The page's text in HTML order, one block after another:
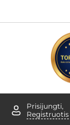
Prisijungti,
Registruotis